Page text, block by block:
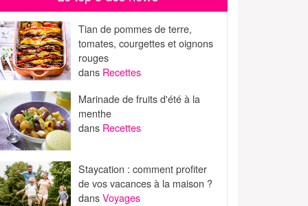
Tian de pommes de terre,
tomates, courgettes et oignons
rouges
dans Recettes
Marinade de fruits d'été à la
menthe
dans Recettes
Staycation : comment profiter
de vos vacances à la maison ?
dansVoyages